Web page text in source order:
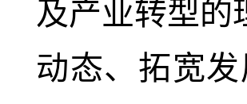
及产业转型的
动态、拓宽